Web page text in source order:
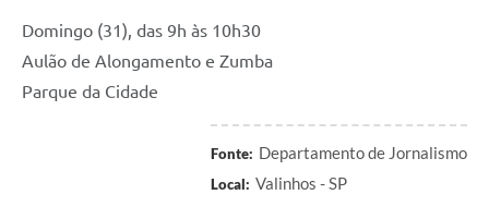
Domingo (31), das 9h às 10h30
Aulão de Alongamento e Zumba
Parque da Cidade
Fonte: Departamento de Jornalismo
Local: Valinhos - SP